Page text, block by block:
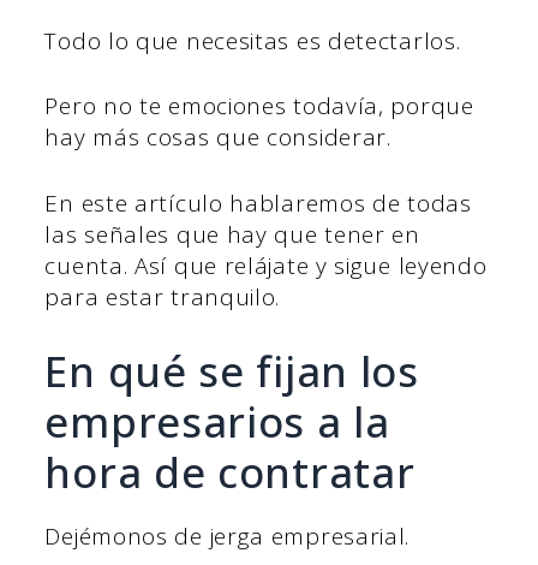
Todo lo que necesitas es detectarlos.
Pero no te emociones todavía, porque
hay más cosas que considerar.
En este artículo hablaremos de todas
las señales que hay que tener en
cuenta. Así que relájate y sigue leyendo
para estar tranquilo.
En qué se fijan los
empresarios a la
hora de contratar
Dejémonos de jerga empresarial.